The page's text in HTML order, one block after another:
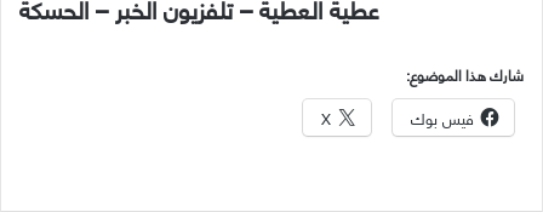
شارك هذا الموضوع:
فيس بوك X